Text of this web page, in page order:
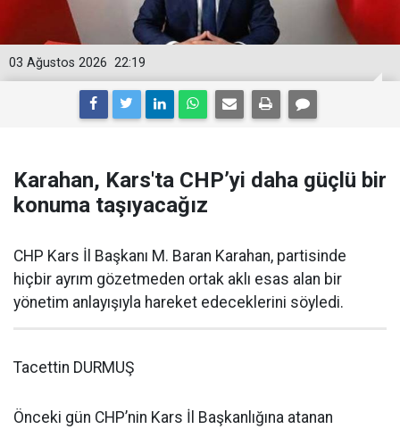
22:19
03 Ağustos 2026
Karahan, Kars'ta CHP’yi daha güçlü bir
konuma taşıyacağız
CHP Kars İl Başkanı M. Baran Karahan, partisinde
hiçbir ayrım gözetmeden ortak aklı esas alan bir
yönetim anlayışıyla hareket edeceklerini söyledi.
Tacettin DURMUŞ
Önceki gün CHP’nin Kars İl Başkanlığına atanan